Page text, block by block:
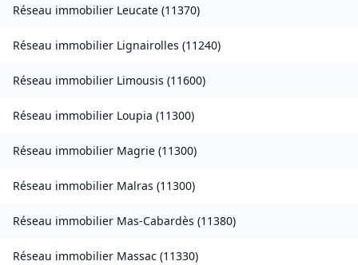
Réseau immobilier Leucate (11370)
Réseau immobilier Lignairolles (11240)
Réseau immobilier Limousis (11600)
Réseau immobilier Loupia (11300)
Réseau immobilier Magrie (11300)
Réseau immobilier Malras (11300)
Réseau immobilier Mas-Cabardès (11380)
Réseau immobilier Massac (11330)